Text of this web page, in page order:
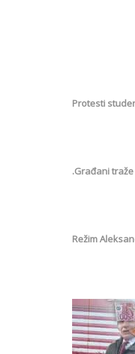
Protesti
.Građani
Režim